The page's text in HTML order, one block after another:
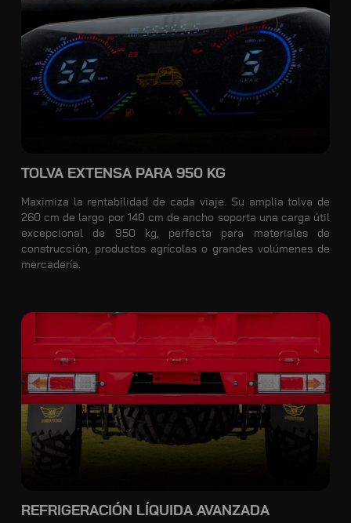
TOLVA EXTENSA PARA 950 KG
Maximiza la rentabilidad de cada viaje. Su amplia tolva de
260 cm de largo por 140 cm de ancho soporta una carga útil
excepcional de 950 kg, perfecta para materiales de
construcción, productos agrícolas o grandes volúmenes de
mercadería.
REFRIGERACIÓN LÍQUIDA AVANZADA